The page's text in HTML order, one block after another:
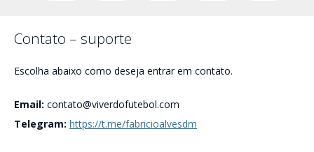
Contato – suporte
Escolha abaixo como deseja entrar em contato.
Email: contato@viverdofutebol.com
Telegram: https://t.me/fabricioalvesdm